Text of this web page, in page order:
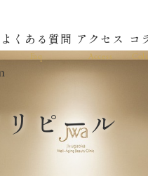
よくある質問
Faq
アクセス
Access
コ
リピール